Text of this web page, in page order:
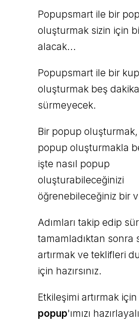
Popupsmart ile bir
oluşturmak sizin için
alacak...
Popupsmart ile bir
oluşturmak beş
sürmeyecek.
Bir popup
popup oluşturmakla
işte nasıl popup
oluşturabileceğinizi
öğrenebileceğiniz bir
Adımları takip edip
tamamladıktan sonra
artırmak ve teklifleri
için hazırsınız.
Etkileşimi artırmak için
popup'ımızı